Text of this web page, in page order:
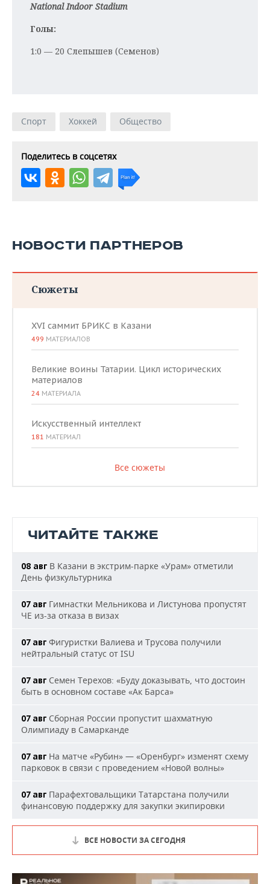
National Indoor Stadium
Голы:
1:0 — 20 Слепышев (Семенов)
Спорт Хоккей Общество
Поделитесь в соцсетях
НОВОСТИ ПАРТНЕРОВ
Сюжеты
XVI саммит БРИКС в Казани
499 МАТЕРИАЛОВ
Великие воины Татарии. Цикл исторических
материалов
24 МАТЕРИАЛА
Искусственный интеллект
181 МАТЕРИАЛ
Все сюжеты
ЧИТАЙТЕ ТАКЖЕ
08 авг В Казани в экстрим-парке «Урам» отметили
День физкультурника
07 авг Гимнастки Мельникова и Листунова пропустят
ЧЕ из-за отказа в визах
07 авг Фигуристки Валиева и Трусова получили
нейтральный статус от ISU
07 авг Семен Терехов: «Буду доказывать, что достоин
быть в основном составе «Ак Барса»
07 авг Сборная России пропустит шахматную
Олимпиаду в Самарканде
07 авг На матче «Рубин» — «Оренбург» изменят схему
парковок в связи с проведением «Новой волны»
07 авг Парафехтовальщики Татарстана получили
финансовую поддержку для закупки экипировки
ВСЕ НОВОСТИ ЗА СЕГОДНЯ